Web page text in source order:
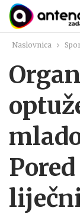
Naslovnica